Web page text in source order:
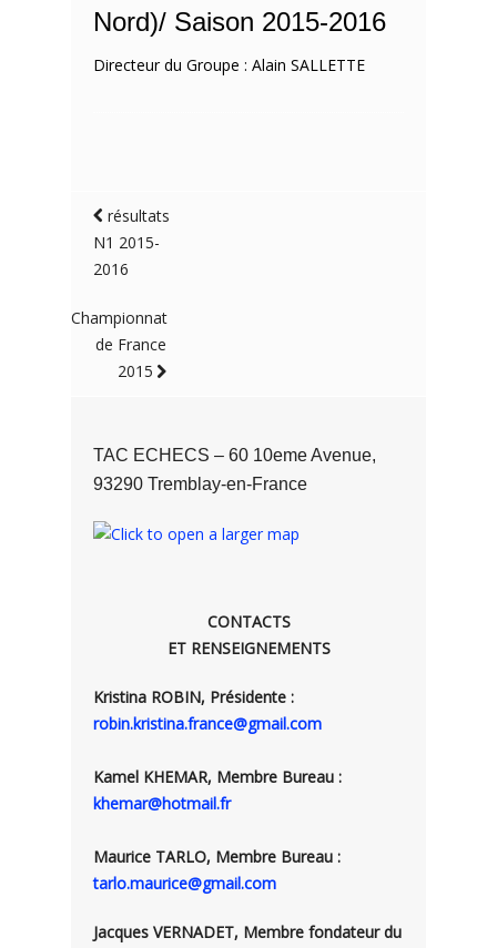
Nord)/ Saison 2015-2016
Directeur du Groupe : Alain SALLETTE
résultats
N1 2015-
2016
Championnat
de France
2015
TAC ECHECS – 60 10eme Avenue,
93290 Tremblay-en-France
CONTACTS
ET RENSEIGNEMENTS
Kristina ROBIN, Présidente :
robin.kristina.france@gmail.com
Kamel KHEMAR, Membre Bureau :
khemar@hotmail.fr
Maurice TARLO, Membre Bureau :
tarlo.maurice@gmail.com
Jacques VERNADET, Membre fondateur du